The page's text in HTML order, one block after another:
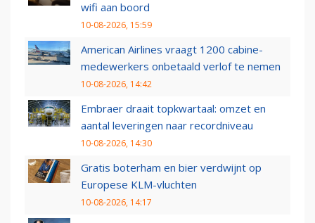
wifi aan boord
10-08-2026, 15:59
American Airlines vraagt 1200 cabine-
medewerkers onbetaald verlof te nemen
10-08-2026, 14:42
Embraer draait topkwartaal: omzet en
aantal leveringen naar recordniveau
10-08-2026, 14:30
Gratis boterham en bier verdwijnt op
Europese KLM-vluchten
10-08-2026, 14:17